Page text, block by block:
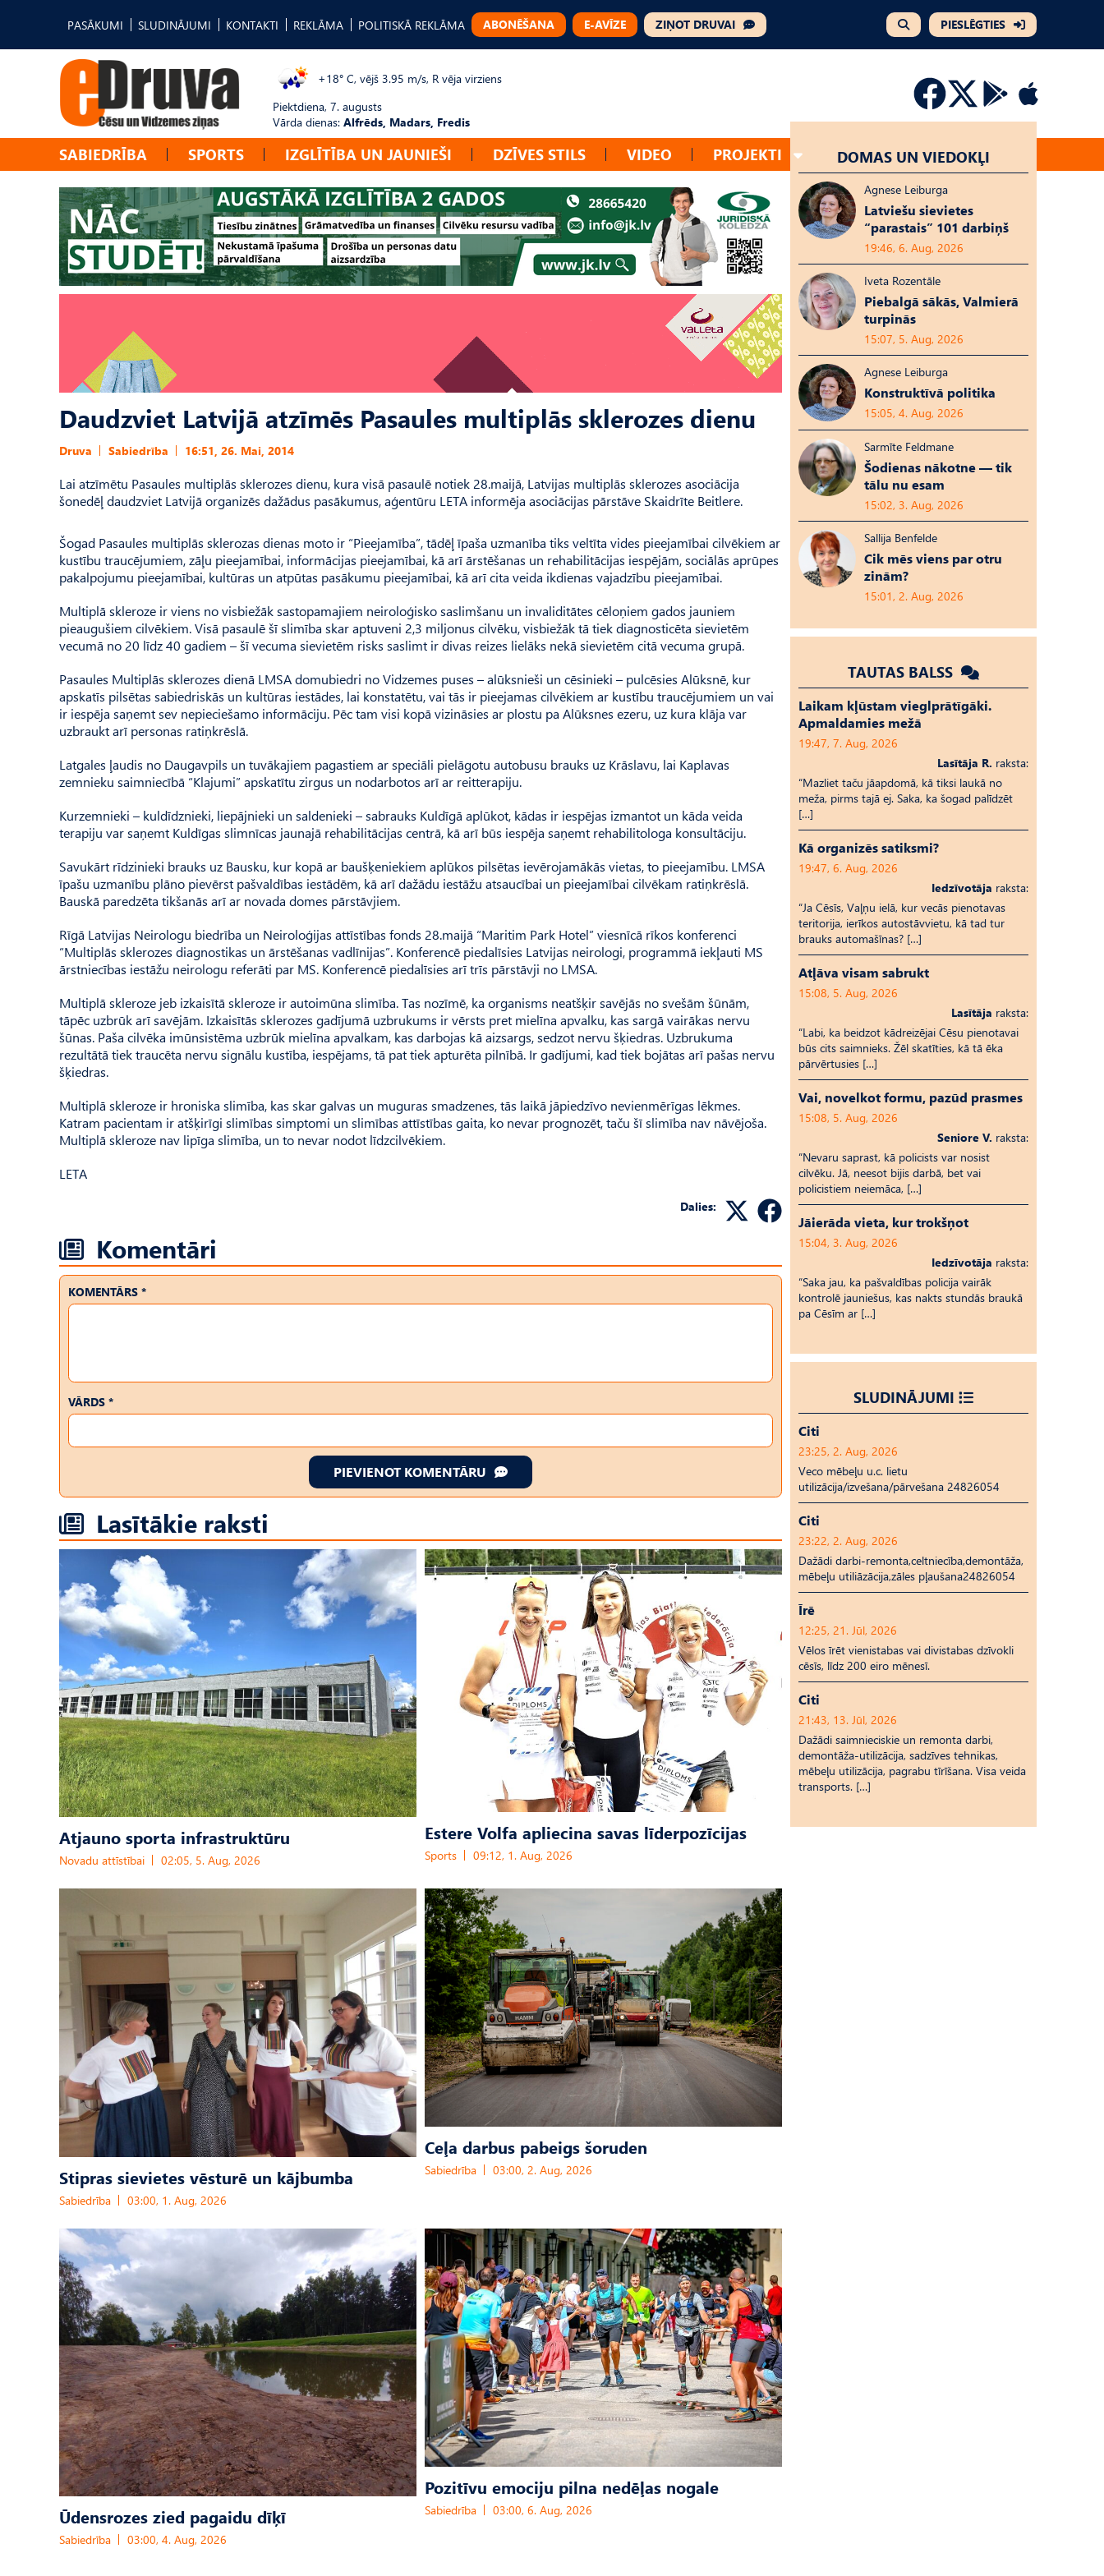
PASĀKUMI SLUDINĀJUMI KONTAKTI REKLĀMA POLITISKĀ REKLĀMA ABONĒŠANA E-AVĪZE ZIŅOT DRUVAI PIESLĒGTIES
+18° C, vējš 3.95 m/s, R vēja virziens
Piektdiena, 7. augusts
Vārda dienas: Alfrēds, Madars, Fredis
SABIEDRĪBA SPORTS IZGLĪTĪBA UN JAUNIEŠI DZĪVES STILS VIDEO PROJEKTI
Daudzviet Latvijā atzīmēs Pasaules multiplās sklerozes dienu
Druva Sabiedrība 16:51, 26. Mai, 2014
Lai atzīmētu Pasaules multiplās sklerozes dienu, kura visā pasaulē notiek 28.maijā, Latvijas multiplās sklerozes asociācija
šonedēļ daudzviet Latvijā organizēs dažādus pasākumus, aģentūru LETA informēja asociācijas pārstāve Skaidrīte Beitlere.
Šogad Pasaules multiplās sklerozas dienas moto ir “Pieejamība”, tādēļ īpaša uzmanība tiks veltīta vides pieejamībai cilvēkiem ar
kustību traucējumiem, zāļu pieejamībai, informācijas pieejamībai, kā arī ārstēšanas un rehabilitācijas iespējām, sociālās aprūpes
pakalpojumu pieejamībai, kultūras un atpūtas pasākumu pieejamībai, kā arī cita veida ikdienas vajadzību pieejamībai.
Multiplā skleroze ir viens no visbiežāk sastopamajiem neiroloģisko saslimšanu un invaliditātes cēloņiem gados jauniem
pieaugušiem cilvēkiem. Visā pasaulē šī slimība skar aptuveni 2,3 miljonus cilvēku, visbiežāk tā tiek diagnosticēta sievietēm
vecumā no 20 līdz 40 gadiem – šī vecuma sievietēm risks saslimt ir divas reizes lielāks nekā sievietēm citā vecuma grupā.
Pasaules Multiplās sklerozes dienā LMSA domubiedri no Vidzemes puses – alūksnieši un cēsinieki – pulcēsies Alūksnē, kur
apskatīs pilsētas sabiedriskās un kultūras iestādes, lai konstatētu, vai tās ir pieejamas cilvēkiem ar kustību traucējumiem un vai
ir iespēja saņemt sev nepieciešamo informāciju. Pēc tam visi kopā vizināsies ar plostu pa Alūksnes ezeru, uz kura klāja var
uzbraukt arī personas ratiņkrēslā.
Latgales ļaudis no Daugavpils un tuvākajiem pagastiem ar speciāli pielāgotu autobusu brauks uz Krāslavu, lai Kaplavas
zemnieku saimniecībā “Klajumi” apskatītu zirgus un nodarbotos arī ar reitterapiju.
Kurzemnieki – kuldīdznieki, liepājnieki un saldenieki – sabrauks Kuldīgā aplūkot, kādas ir iespējas izmantot un kāda veida
terapiju var saņemt Kuldīgas slimnīcas jaunajā rehabilitācijas centrā, kā arī būs iespēja saņemt rehabilitologa konsultāciju.
Savukārt rīdzinieki brauks uz Bausku, kur kopā ar baušķeniekiem aplūkos pilsētas ievērojamākās vietas, to pieejamību. LMSA
īpašu uzmanību plāno pievērst pašvaldības iestādēm, kā arī dažādu iestāžu atsaucībai un pieejamībai cilvēkam ratiņkrēslā.
Bauskā paredzēta tikšanās arī ar novada domes pārstāvjiem.
Rīgā Latvijas Neirologu biedrība un Neiroloģijas attīstības fonds 28.maijā “Maritim Park Hotel” viesnīcā rīkos konferenci
“Multiplās sklerozes diagnostikas un ārstēšanas vadlīnijas”. Konferencē piedalīsies Latvijas neirologi, programmā iekļauti MS
ārstniecības iestāžu neirologu referāti par MS. Konferencē piedalīsies arī trīs pārstāvji no LMSA.
Multiplā skleroze jeb izkaisītā skleroze ir autoimūna slimība. Tas nozīmē, ka organisms neatšķir savējās no svešām šūnām,
tāpēc uzbrūk arī savējām. Izkaisītās sklerozes gadījumā uzbrukums ir vērsts pret mielīna apvalku, kas sargā vairākas nervu
šūnas. Paša cilvēka imūnsistēma uzbrūk mielīna apvalkam, kas darbojas kā aizsargs, sedzot nervu šķiedras. Uzbrukuma
rezultātā tiek traucēta nervu signālu kustība, iespējams, tā pat tiek apturēta pilnībā. Ir gadījumi, kad tiek bojātas arī pašas nervu
šķiedras.
Multiplā skleroze ir hroniska slimība, kas skar galvas un muguras smadzenes, tās laikā jāpiedzīvo nevienmērīgas lēkmes.
Katram pacientam ir atšķirīgi slimības simptomi un slimības attīstības gaita, ko nevar prognozēt, taču šī slimība nav nāvējoša.
Multiplā skleroze nav lipīga slimība, un to nevar nodot līdzcilvēkiem.
LETA
Dalies:
Komentāri
KOMENTĀRS *
VĀRDS *
PIEVIENOT KOMENTĀRU
Lasītākie raksti
Atjauno sporta infrastruktūru
Novadu attīstībai 02:05, 5. Aug, 2026
Estere Volfa apliecina savas līderpozīcijas
Sports 09:12, 1. Aug, 2026
Stipras sievietes vēsturē un kājbumba
Sabiedrība 03:00, 1. Aug, 2026
Ceļa darbus pabeigs šoruden
Sabiedrība 03:00, 2. Aug, 2026
Ūdensrozes zied pagaidu dīķī
Sabiedrība 03:00, 4. Aug, 2026
Pozitīvu emociju pilna nedēļas nogale
Sabiedrība 03:00, 6. Aug, 2026
DOMAS UN VIEDOKĻI
Agnese Leiburga
Latviešu sievietes
“parastais” 101 darbiņš
19:46, 6. Aug, 2026
Iveta Rozentāle
Piebalgā sākās, Valmierā
turpinās
15:07, 5. Aug, 2026
Agnese Leiburga
Konstruktīvā politika
15:05, 4. Aug, 2026
Sarmīte Feldmane
Šodienas nākotne — tik
tālu nu esam
15:02, 3. Aug, 2026
Sallija Benfelde
Cik mēs viens par otru
zinām?
15:01, 2. Aug, 2026
TAUTAS BALSS
Laikam kļūstam vieglprātīgāki.
Apmaldamies mežā
19:47, 7. Aug, 2026
Lasītāja R. raksta:
“Mazliet taču jāapdomā, kā tiksi laukā no
meža, pirms tajā ej. Saka, ka šogad palīdzēt
[…]
Kā organizēs satiksmi?
19:47, 6. Aug, 2026
Iedzīvotāja raksta:
“Ja Cēsīs, Vaļņu ielā, kur vecās pienotavas
teritorija, ierīkos autostāvvietu, kā tad tur
brauks automašīnas? […]
Atļāva visam sabrukt
15:08, 5. Aug, 2026
Lasītāja raksta:
“Labi, ka beidzot kādreizējai Cēsu pienotavai
būs cits saimnieks. Žēl skatīties, kā tā ēka
pārvērtusies […]
Vai, novelkot formu, pazūd prasmes
15:08, 5. Aug, 2026
Seniore V. raksta:
“Nevaru saprast, kā policists var nosist
cilvēku. Jā, neesot bijis darbā, bet vai
policistiem neiemāca, […]
Jāierāda vieta, kur trokšņot
15:04, 3. Aug, 2026
Iedzīvotāja raksta:
“Saka jau, ka pašvaldības policija vairāk
kontrolē jauniešus, kas nakts stundās braukā
pa Cēsīm ar […]
SLUDINĀJUMI
Citi
23:25, 2. Aug, 2026
Veco mēbeļu u.c. lietu
utilizācija/izvešana/pārvešana 24826054
Citi
23:22, 2. Aug, 2026
Dažādi darbi-remonta,celtniecība,demontāža,
mēbeļu utiliāzācija,zāles pļaušana24826054
Īrē
12:25, 21. Jūl, 2026
Vēlos īrēt vienistabas vai divistabas dzīvokli
cēsīs, līdz 200 eiro mēnesī.
Citi
21:43, 13. Jūl, 2026
Dažādi saimnieciskie un remonta darbi,
demontāža-utilizācija, sadzīves tehnikas,
mēbeļu utilizācija, pagrabu tīrīšana. Visa veida
transports. […]